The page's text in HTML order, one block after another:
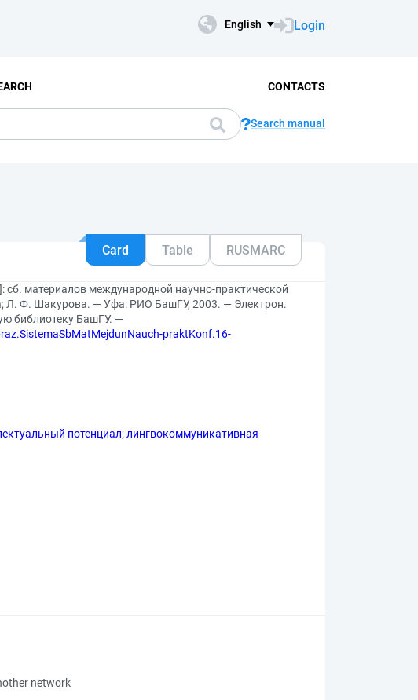
English Login
CONTACTS
Search manual
Card Table RUSMARC
материалов международной научно-практической
Л. Ф. Шакурова. — Уфа: РИО БашГУ, 2003. — Электрон.
библиотеку БашГУ. —
praktKonf.16-
потенциал;лингвокоммуникативная
network